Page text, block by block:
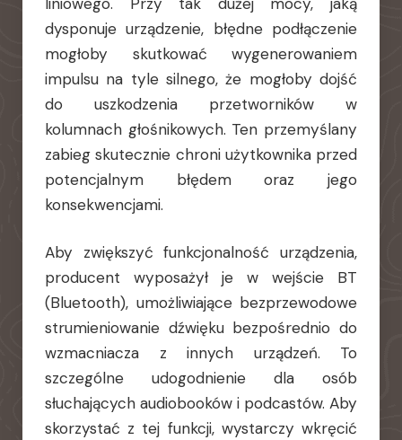
dysponuje urządzenie, błędne podłączenie
mogłoby skutkować wygenerowaniem
impulsu na tyle silnego, że mogłoby dojść
do uszkodzenia przetworników w
kolumnach głośnikowych. Ten przemyślany
zabieg skutecznie chroni użytkownika przed
potencjalnym błędem oraz jego
konsekwencjami.
Aby zwiększyć funkcjonalność urządzenia,
producent wyposażył je w wejście BT
(Bluetooth), umożliwiające bezprzewodowe
strumieniowanie dźwięku bezpośrednio do
wzmacniacza z innych urządzeń. To
szczególne udogodnienie dla osób
słuchających audiobooków i podcastów. Aby
skorzystać z tej funkcji, wystarczy wkręcić